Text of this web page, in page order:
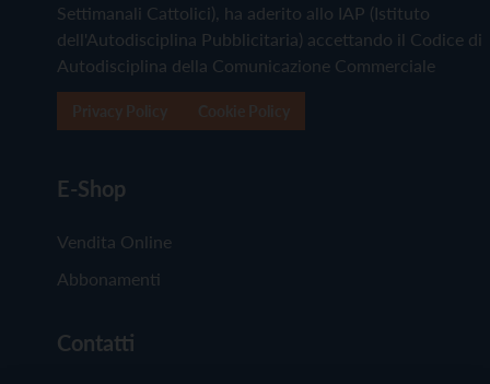
Settimanali Cattolici), ha aderito allo IAP (Istituto
dell'Autodisciplina Pubblicitaria) accettando il Codice di
Autodisciplina della Comunicazione Commerciale
E-Shop
Vendita Online
Abbonamenti
Contatti